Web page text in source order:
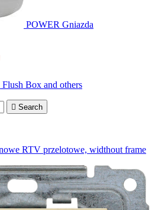
POWER Gniazda
Flush Box and others
 Search
RTV przelotowe, widthout frame